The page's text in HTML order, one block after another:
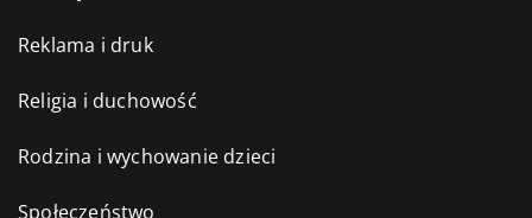
Reklama i druk
Religia i duchowość
Rodzina i wychowanie dzieci
Społeczeństwo